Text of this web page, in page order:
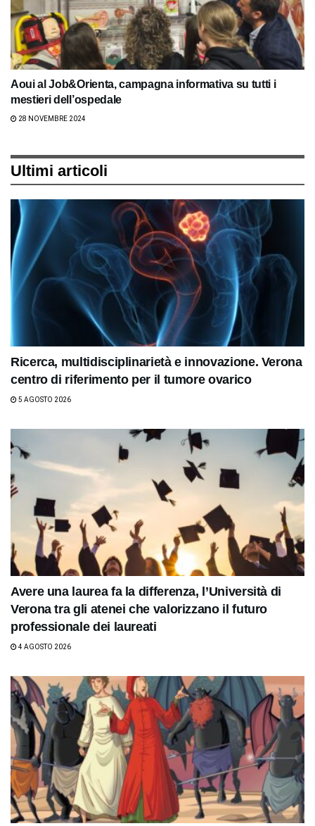
Aoui al Job&Orienta, campagna informativa su tutti i
mestieri dell’ospedale
28 NOVEMBRE 2024
Ultimi articoli
Ricerca, multidisciplinarietà e innovazione. Verona
centro di riferimento per il tumore ovarico
5 AGOSTO 2026
Avere una laurea fa la differenza, l’Università di
Verona tra gli atenei che valorizzano il futuro
professionale dei laureati
4 AGOSTO 2026